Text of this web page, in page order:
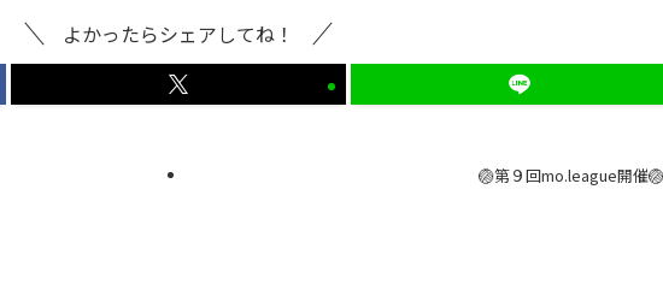
よかったらシェアしてね！
🏐第９回mo.league開催🏐